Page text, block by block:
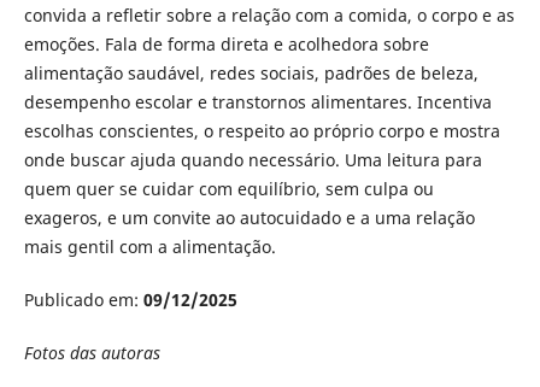
convida a refletir sobre a relação com a comida, o corpo e as
emoções. Fala de forma direta e acolhedora sobre
alimentação saudável, redes sociais, padrões de beleza,
desempenho escolar e transtornos alimentares. Incentiva
escolhas conscientes, o respeito ao próprio corpo e mostra
onde buscar ajuda quando necessário. Uma leitura para
quem quer se cuidar com equilíbrio, sem culpa ou
exageros, e um convite ao autocuidado e a uma relação
mais gentil com a alimentação.
Publicado em: 09/12/2025
Fotos das autoras